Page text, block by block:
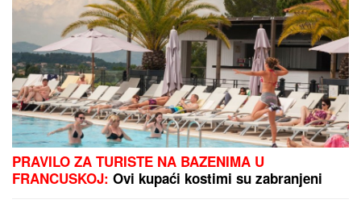
RIJALITI ZVEZDA ŽIVI U RASKOŠNOJ VILI U
BEOGRADUKuća ima 132 kvadrata, a samo kupatilo
je kao GARSONJERA: "On je jedini naslednik"